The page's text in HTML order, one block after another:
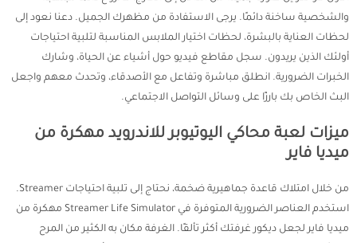
والشخصية ساخنة دائمًا. يرجى الاستفادة من مظهرك الجميل. دعنا نعود إلى
لحظات العناية بالبشرة، لحظات اختيار الملابس المناسبة لتلبية احتياجات
أولئك الذين يريدون. سجل مقاطع فيديو حول أشياء عن الحياة، وشارك
الخبرات الضرورية. انطلق مباشرة وتفاعل مع الأصدقاء، وتحدث معهم واجعل
البث الخاص بك بارزًا على وسائل التواصل الاجتماعي.
ميزات لعبة محاكي اليوتيوبر للاندرويد مهكرة من
ميديا فاير
من خلال امتلاك قاعدة جماهيرية ضخمة، نحتاج إلى تلبية احتياجات Streamer.
استخدم العناصر الضرورية المتوفرة في Streamer Life Simulator مهكرة من
ميديا فاير لجعل ديكور غرفتك أكثر تألقًا. الغرفة مكان به الكثير من المرح